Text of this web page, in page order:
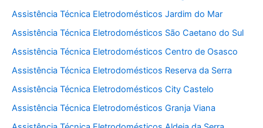
Assistência Técnica Eletrodomésticos Jardim do Mar
Assistência Técnica Eletrodomésticos São Caetano do Sul
Assistência Técnica Eletrodomésticos Centro de Osasco
Assistência Técnica Eletrodomésticos Reserva da Serra
Assistência Técnica Eletrodomésticos City Castelo
Assistência Técnica Eletrodomésticos Granja Viana